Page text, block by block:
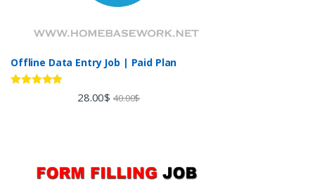
Offline Data Entry Job | Paid Plan
28.00$ 40.00$